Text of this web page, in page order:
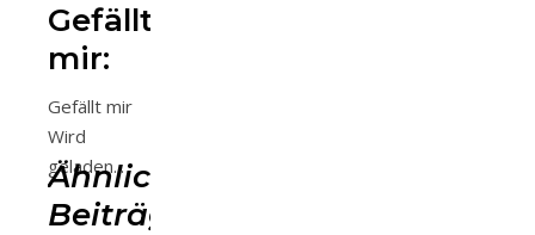
Gefällt
mir:
Gefällt mir
Wird
geladen...
Ähnliche
Beiträge